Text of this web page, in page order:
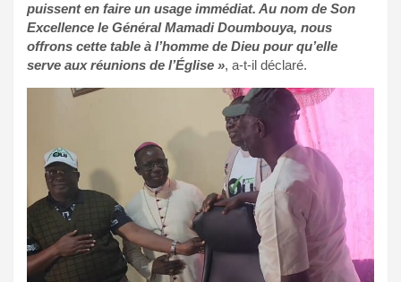
puissent en faire un usage immédiat. Au nom de Son
Excellence le Général Mamadi Doumbouya, nous
offrons cette table à l’homme de Dieu pour qu’elle
serve aux réunions de l’Église », a-t-il déclaré.